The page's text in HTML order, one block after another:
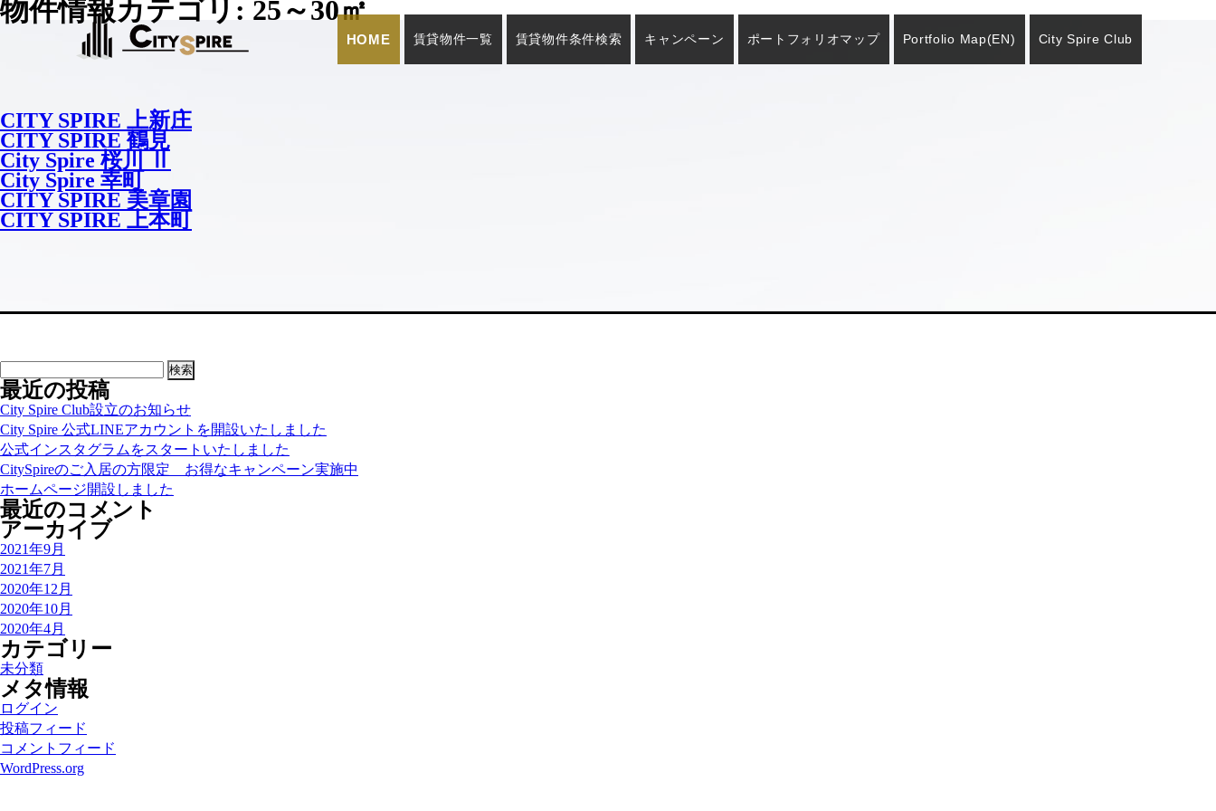
HOME 賃貸物件一覧 賃貸物件条件検索 キャンペーン ポートフォリオマップ Portfolio Map(EN) City Spire Club
物件情報カテゴリ: 25～30㎡
CITY SPIRE 上新庄
CITY SPIRE 鶴見
City Spire 桜川 Ⅱ
City Spire 幸町
CITY SPIRE 美章園
CITY SPIRE 上本町
索:
最近の投稿
City Spire Club設立のお知らせ
City Spire 公式LINEアカウントを開設いたしました
公式インスタグラムをスタートいたしました
CitySpireのご入居の方限定 お得なキャンペーン実施中
ホームページ開設しました
最近のコメント
アーカイブ
2021年9月
2021年7月
2020年12月
2020年10月
2020年4月
カテゴリー
未分類
メタ情報
ログイン
投稿フィード
コメントフィード
WordPress.org